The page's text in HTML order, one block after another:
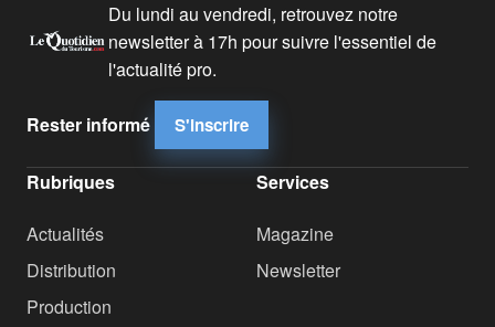
Du lundi au vendredi, retrouvez notre
newsletter à 17h pour suivre l'essentiel de
l'actualité pro.
Rester informé S'inscrire
Rubriques
Actualités
Distribution
Production
Services
Magazine
Newsletter